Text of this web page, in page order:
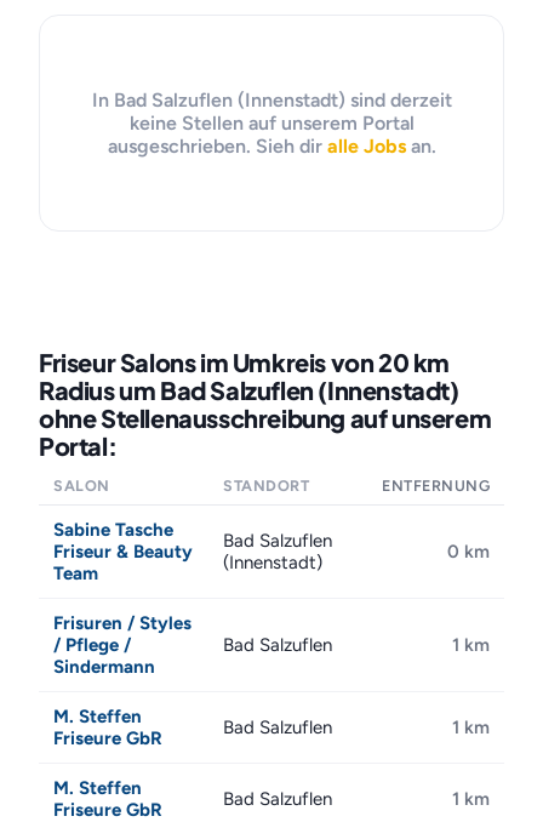
In Bad Salzuflen (Innenstadt) sind derzeit
keine Stellen auf unserem Portal
ausgeschrieben. Sieh dir alle Jobsan.
Friseur Salons im Umkreis von 20 km
Radius um Bad Salzuflen (Innenstadt)
ohne Stellenausschreibung auf unserem
Portal:
SALON STANDORT ENTFERNUNG
Sabine Tasche
Friseur & Beauty
Team
Bad Salzuflen
(Innenstadt)
0 km
Frisuren / Styles
/ Pflege /
Sindermann
Bad Salzuflen 1 km
M. Steffen
Friseure GbR
Bad Salzuflen 1 km
M. Steffen
Friseure GbR
Bad Salzuflen 1 km